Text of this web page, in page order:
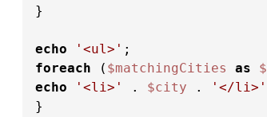
}
echo '<ul>'
foreach ( $matchingCities as
echo
'<li>' . $city . '</li>'